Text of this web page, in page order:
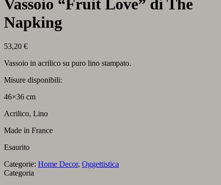
Vassoio “Fruit Love” di The
Napking
53,20 €
Vassoio in acrilico su puro lino stampato.
Misure disponibili:
46×36 cm
Acrilico, Lino
Made in France
Esaurito
Categorie: Home Decor, Oggettistica
Categoria